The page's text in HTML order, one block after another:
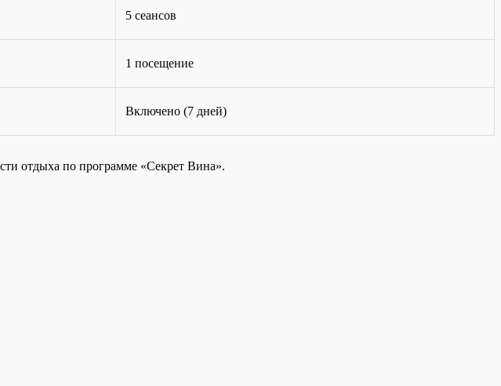
5 сеансов
1 посещение
Включено (7 дней)
отдыха по программе «Секрет Вина».